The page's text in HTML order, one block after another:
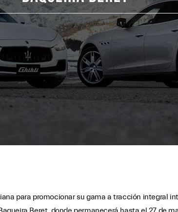
para promocionar su gama a tracción integral